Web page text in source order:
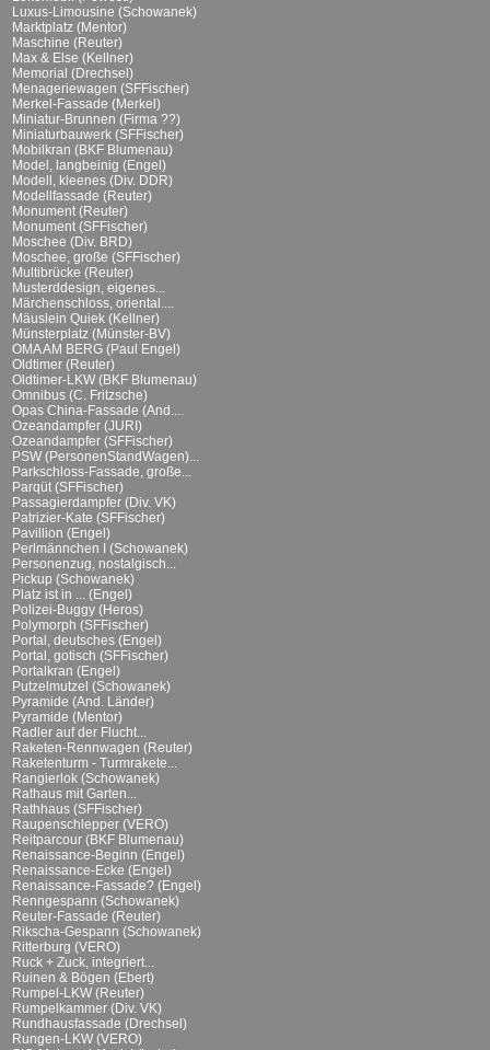
Luxus-Limousine (Schowanek)
Marktplatz (Mentor)
Maschine (Reuter)
Max & Else (Kellner)
Memorial (Drechsel)
Menageriewagen (SFFischer)
Merkel-Fassade (Merkel)
Miniatur-Brunnen (Firma ??)
Miniaturbauwerk (SFFischer)
Mobilkran (BKF Blumenau)
Model, langbeinig (Engel)
Modell, kleenes (Div. DDR)
Modellfassade (Reuter)
Monument (Reuter)
Monument (SFFischer)
Moschee (Div. BRD)
Moschee, große (SFFischer)
Multibrücke (Reuter)
Musterddesign, eigenes...
Märchenschloss, oriental....
Mäuslein Quiek (Kellner)
Münsterplatz (Münster-BV)
OMA AM BERG (Paul Engel)
Oldtimer (Reuter)
Oldtimer-LKW (BKF Blumenau)
Omnibus (C. Fritzsche)
Opas China-Fassade (And....
Ozeandampfer (JURI)
Ozeandampfer (SFFischer)
PSW (PersonenStandWagen)...
Parkschloss-Fassade, große...
Parqüt (SFFischer)
Passagierdampfer (Div. VK)
Patrizier-Kate (SFFischer)
Pavillion (Engel)
Perlmännchen I (Schowanek)
Personenzug, nostalgisch...
Pickup (Schowanek)
Platz ist in ... (Engel)
Polizei-Buggy (Heros)
Polymorph (SFFischer)
Portal, deutsches (Engel)
Portal, gotisch (SFFischer)
Portalkran (Engel)
Putzelmutzel (Schowanek)
Pyramide (And. Länder)
Pyramide (Mentor)
Radler auf der Flucht...
Raketen-Rennwagen (Reuter)
Raketenturm - Turmrakete...
Rangierlok (Schowanek)
Rathaus mit Garten...
Rathhaus (SFFischer)
Raupenschlepper (VERO)
Reitparcour (BKF Blumenau)
Renaissance-Beginn (Engel)
Renaissance-Ecke (Engel)
Renaissance-Fassade? (Engel)
Renngespann (Schowanek)
Reuter-Fassade (Reuter)
Rikscha-Gespann (Schowanek)
Ritterburg (VERO)
Ruck + Zuck, integriert...
Ruinen & Bögen (Ebert)
Rumpel-LKW (Reuter)
Rumpelkammer (Div. VK)
Rundhausfassade (Drechsel)
Rungen-LKW (VERO)